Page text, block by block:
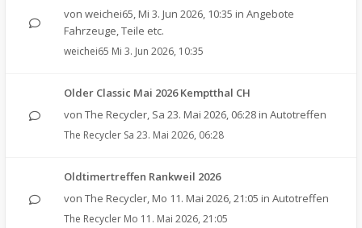
von weichei65, Mi 3. Jun 2026, 10:35 in Angebote
Fahrzeuge, Teile etc.
weichei65 Mi 3. Jun 2026, 10:35
Older Classic Mai 2026 Kemptthal CH
von The Recycler, Sa 23. Mai 2026, 06:28 in Autotreffen
The Recycler Sa 23. Mai 2026, 06:28
Oldtimertreffen Rankweil 2026
von The Recycler, Mo 11. Mai 2026, 21:05 in Autotreffen
The Recycler Mo 11. Mai 2026, 21:05